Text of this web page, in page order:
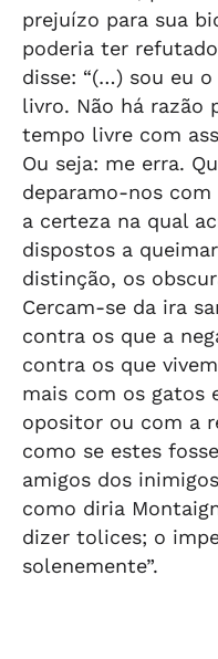
prejuízo para sua
poderia ter
disse: “(…) sou eu
livro. Não há razão
tempo livre com
Ou seja: me erra.
deparamo-nos
a certeza na qual
dispostos a
distinção, os
Cercam-se da ira
contra os que a
contra os que
mais com os gatos
opositor ou com a
como se estes
amigos dos
como diria
dizer tolices; o
solenemente”.